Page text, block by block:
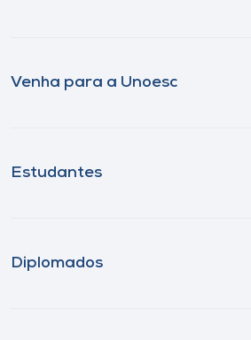
Venha para a Unoesc
Estudantes
Diplomados